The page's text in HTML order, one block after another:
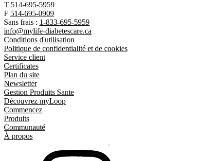
T 514-695-5959
F 514-695-0909
Sans frais : 1-833-695-5959
info@mylife-diabetescare.ca
Conditions d'utilisation
Politique de confidentialité et de cookies
Service client
Certificates
Plan du site
Newsletter
Gestion Produits Sante
Découvrez myLoop
Commencez
Produits
Communauté
À propos